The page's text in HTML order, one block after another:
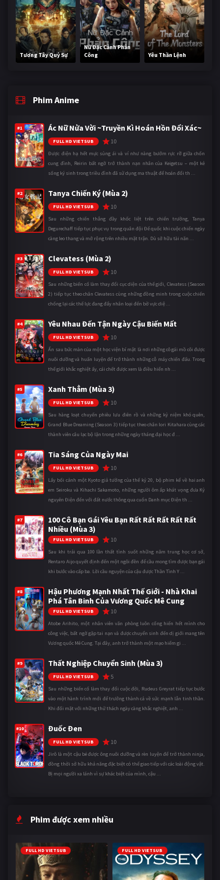
Tương Tây Quỷ Sự
Nữ Đặc Cảnh Phản
Công
Yêu Thần Lệnh
Phim Anime
#1 Ác Nữ Nửa Vời ~Truyền Kì Hoán Hồn Đổi Xác~
FULL HD VIETSUB 10
Được điện hạ hết mực sủng ái và ví như nàng bướm rực rỡ giữa chốn
cung đình, Reirin bất ngờ trở thành nạn nhân của Keigetsu – một kẻ
sống ký sinh trong triều đình đã sử dụng ma thuật để hoán đổi th ...
#2 Tanya Chiến Ký (Mùa 2)
FULL HD VIETSUB 10
Sau những chiến thắng đầy khốc liệt trên chiến trường, Tanya
Degurechaff tiếp tục phục vụ trong quân đội Đế quốc khi cuộc chiến ngày
càng leo thang và mở rộng trên nhiều mặt trận. Dù sở hữu tài năn ...
#3 Clevatess (Mùa 2)
FULL HD VIETSUB 10
Sau những biến cố làm thay đổi cục diện của thế giới, Clevatess (Season
2) tiếp tục theo chân Clevatess cùng những đồng minh trong cuộc chiến
chống lại các thế lực đang đẩy nhân loại đến bờ vực diệ ...
#4 Yêu Nhau Đến Tận Ngày Cậu Biến Mất
FULL HD VIETSUB 10
Ẩn sau bức màn của một học viện bí mật là nơi những cô gái mồ côi được
nuôi dưỡng và huấn luyện để trở thành những cỗ máy chiến đấu. Trong
thế giới khắc nghiệt ấy, cái chết được xem là điều hiển nh ...
#5 Xanh Thẳm (Mùa 3)
FULL HD VIETSUB 10
Sau hàng loạt chuyến phiêu lưu điên rồ và những kỷ niệm khó quên,
Grand Blue Dreaming (Season 3) tiếp tục theo chân Iori Kitahara cùng các
thành viên câu lạc bộ lặn trong những ngày tháng đại học đ ...
#6 Tia Sáng Của Ngày Mai
FULL HD VIETSUB 10
Lấy bối cảnh một Kyoto giả tưởng của thế kỷ 20, bộ phim kể về hai anh
em Seiroku và Kihachi Sakamoto, những người ôm ấp khát vọng đưa Kỷ
nguyên Điện đến với đất nước thông qua cuốn Danh mục Điện th ...
#7
100 Cô Bạn Gái Yêu Bạn Rất Rất Rất Rất Rất
Nhiều (Mùa 3)
FULL HD VIETSUB 10
Sau khi trải qua 100 lần thất tình suốt những năm trung học cơ sở,
Rentaro Aijo quyết định đến một ngôi đền để cầu mong tìm được bạn gái
khi bước vào cấp ba. Lời cầu nguyện của cậu được Thần Tình Y ...
#8
Hậu Phương Mạnh Nhất Thế Giới - Nhà Khai
Phá Tân Binh Của Vương Quốc Mê Cung
FULL HD VIETSUB 10
Atobe Arihito, một nhân viên văn phòng luôn cống hiến hết mình cho
công việc, bất ngờ gặp tai nạn và được chuyển sinh đến dị giới mang tên
Vương quốc Mê Cung. Tại đây, anh trở thành một mạo hiểm gi ...
#9 Thất Nghiệp Chuyển Sinh (Mùa 3)
FULL HD VIETSUB 5
Sau những biến cố làm thay đổi cuộc đời, Rudeus Greyrat tiếp tục bước
vào một hành trình mới để trưởng thành cả về sức mạnh lẫn tinh thần.
Khi đối mặt với những thử thách ngày càng khắc nghiệt, anh ...
#10 Đuốc Đen
FULL HD VIETSUB 10
Jirô là một cậu bé được ông nuôi dưỡng và rèn luyện để trở thành ninja,
đồng thời sở hữu khả năng đặc biệt có thể giao tiếp với các loài động vật.
Bị mọi người xa lánh vì sự khác biệt của mình, cậu ...
Phim được xem nhiều
FULL HD VIETSUB FULL HD VIETSUB